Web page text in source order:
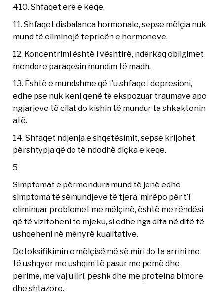
410. Shfaqet erë e keqe.
11. Shfaqet disbalanca hormonale, sepse mëlçia nuk
mund të eliminojë tepricën e hormoneve.
12. Koncentrimi është i vështirë, ndërkaq obligimet
mendore paraqesin mundim të madh.
13. Është e mundshme që t’u shfaqet depresioni,
edhe pse nuk keni qenë të ekspozuar traumave apo
ngjarjeve të cilat do kishin të mundur ta shkaktonin
atë.
14. Shfaqet ndjenja e shqetësimit, sepse krijohet
përshtypja që do të ndodhë diçka e keqe.
5
Simptomat e përmendura mund të jenë edhe
simptoma të sëmundjeve të tjera, mirëpo për t’i
eliminuar problemet me mëlçinë, është me rëndësi
që të vizitoheni te mjeku, si edhe nga dita në ditë të
ushqeheni në mënyrë kualitative.
Detoksifikimin e mëlçisë më së miri do ta arrini me
të ushqyer me ushqim të pasur me pemë dhe
perime, me vaj ulliri, peshk dhe me proteina bimore
dhe shtazore.